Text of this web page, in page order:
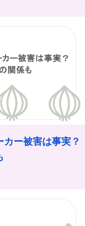
ー被害は事実？